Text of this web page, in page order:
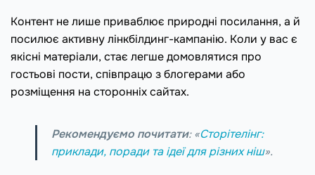
Контент не лише приваблює природні посилання, а й
посилює активну лінкбілдинг-кампанію. Коли у вас є
якісні матеріали, стає легше домовлятися про
гостьові пости, співпрацю з блогерами або
розміщення на сторонніх сайтах.
Рекомендуємо почитати: «Сторітелінг:
приклади, поради та ідеї для різних ніш».